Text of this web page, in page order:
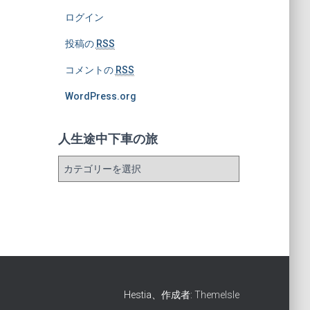
ログイン
投稿の RSS
コメントの RSS
WordPress.org
人生途中下車の旅
の
Hestia、作成者: ThemeIsle